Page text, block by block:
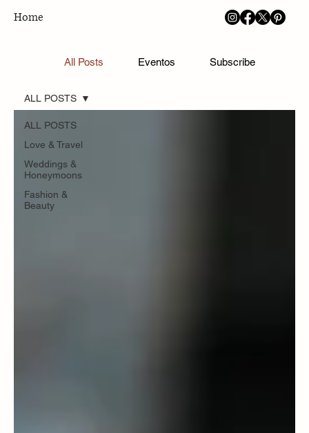
Home
All Posts Eventos Subscribe
ALL POSTS
Love & Travel
Weddings &
Honeymoons
Fashion &
Beauty
ALL POSTS